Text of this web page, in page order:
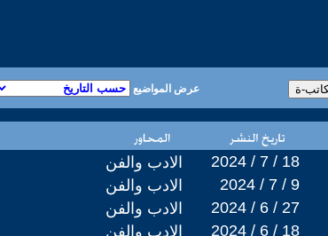
عرض المواضيع
الادب والفن 2024 / 7 / 18
الادب والفن
2024 / 7 / 9
الادب والفن
2024 / 6 / 27
الادب والفن
2024 / 6 / 18